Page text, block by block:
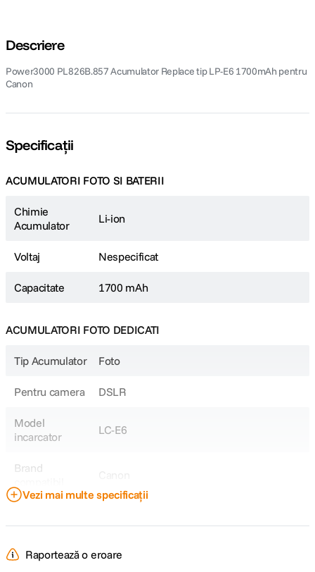
Descriere
Power3000 PL826B.857 Acumulator Replace tip LP-E6 1700mAh pentru
Canon
Specificații
ACUMULATORI FOTO SI BATERII
Chimie
Acumulator
Li-ion
Voltaj Nespecificat
Capacitate 1700 mAh
ACUMULATORI FOTO DEDICATI
Tip Acumulator Foto
Pentru camera DSLR
Model
incarcator
LC-E6
Brand
Acumulator
Model
Vezi mai multe specificații
Raportează o eroare